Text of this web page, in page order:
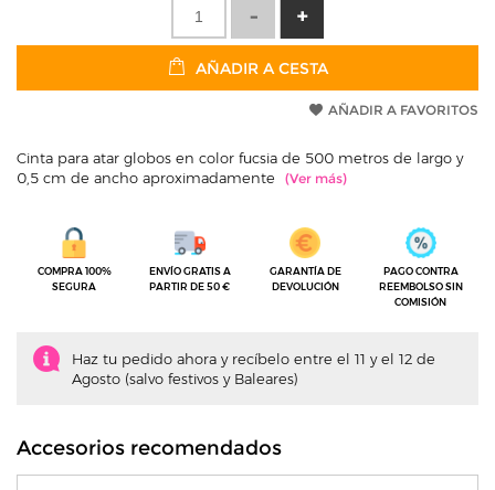
AÑADIR A CESTA
AÑADIR A FAVORITOS
Cinta para atar globos en color fucsia de 500 metros de largo y
0,5 cm de ancho aproximadamente
COMPRA 100%
SEGURA
ENVÍO GRATIS A
PARTIR DE 50 €
GARANTÍA DE
DEVOLUCIÓN
PAGO CONTRA
REEMBOLSO SIN
COMISIÓN
Haz tu pedido ahora y recíbelo entre el 11 y el 12 de
Agosto (salvo festivos y Baleares)
Accesorios recomendados